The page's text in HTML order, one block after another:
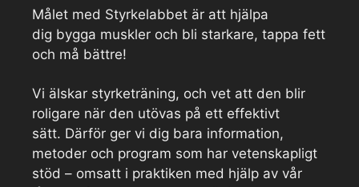
Målet med Styrkelabbet är att hjälpa
dig bygga muskler och bli starkare, tappa fett
och må bättre!
Vi älskar styrketräning, och vet att den blir
roligare när den utövas på ett effektivt
sätt. Därför ger vi dig bara information,
metoder och program som har vetenskapligt
stöd – omsatt i praktiken med hjälp av vår